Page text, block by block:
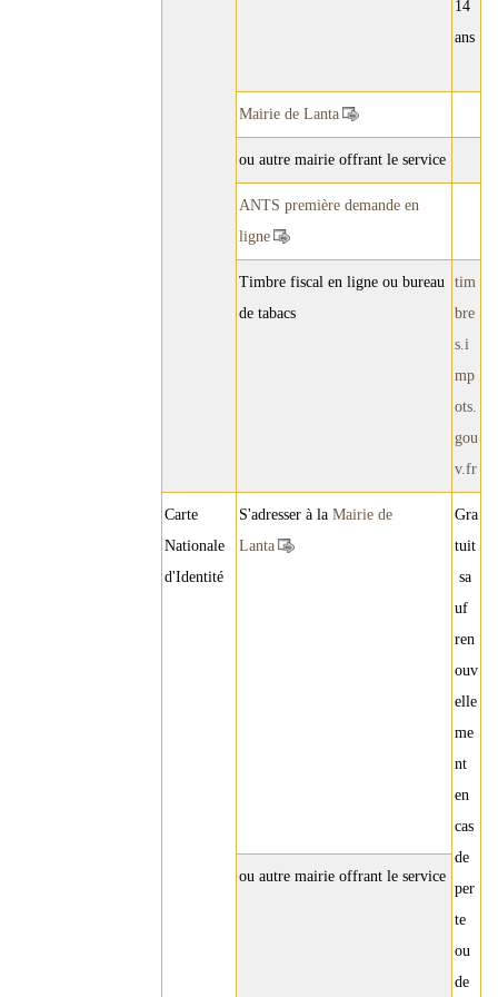
14
ans
Mairie de Lanta
ou autre mairie offrant le service
ANTS première demande en
ligne
Timbre fiscal en ligne ou bureau
de tabacs
tim
bre
s.i
mp
ots.
gou
v.fr
Carte
Nationale
d'Identité
S'adresser à la Mairie de
Lanta
Gra
tuit
sa
uf
ren
ouv
elle
me
nt
en
cas
de
per
te
ou
de
ou autre mairie offrant le service